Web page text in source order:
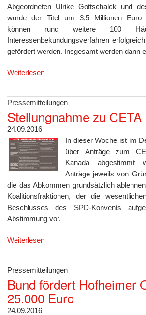
Abgeordneten Ulrike Gottschalck und
wurde der Titel um 3,5 Millionen Euro
können rund weitere 100
Interessenbekundungsverfahren
gefördert werden. Insgesamt werden dann
Weiterlesen
Pressemitteilungen
Stellungnahme zu CETA
24.09.2016
In dieser Woche ist im
über Anträge zum
Kanada abgestimmt
Anträge jeweils von
die das Abkommen grundsätzlich
Koalitionsfraktionen, der die
Beschlusses des SPD-Konvents
Abstimmung vor.
Weiterlesen
Pressemitteilungen
Bund fördert Hofheimer
25.000 Euro
24.09.2016